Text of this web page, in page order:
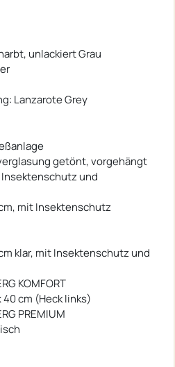
unlackiert Grau
Lanzarote Grey
getönt, vorgehängt
und
mit Insektenschutz
klar, mit Insektenschutz und
KOMFORT
cm (Heck links)
PREMIUM